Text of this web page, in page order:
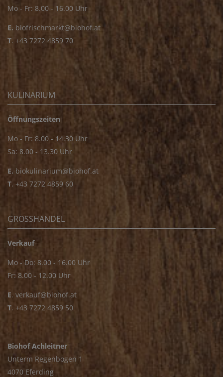
Mo - Fr: 8.00 - 16.00 Uhr
E. biofrischmarkt@biohof.at
T. +43 7272 4859 70
KULINARIUM
Öffnungszeiten
Mo - Fr: 8.00 - 14.30 Uhr
Sa: 8.00 - 13.30 Uhr
E. biokulinarium@biohof.at
T. +43 7272 4859 60
GROSSHANDEL
Verkauf
Mo - Do: 8.00 - 16.00 Uhr
Fr: 8.00 - 12.00 Uhr
E. verkauf@biohof.at
T. +43 7272 4859 50
Biohof Achleitner
Unterm Regenbogen 1
4070 Eferding